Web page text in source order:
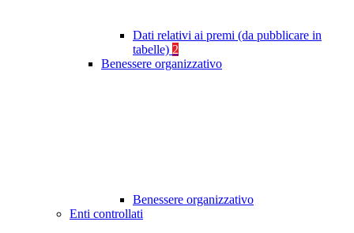
Dati relativi ai premi (da pubblicare in
tabelle) 2
Benessere organizzativo
Benessere organizzativo
Enti controllati